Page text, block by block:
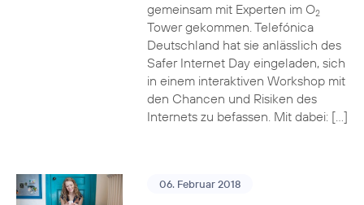
gemeinsam mit Experten im O2
Tower gekommen. Telefónica
Deutschland hat sie anlässlich des
Safer Internet Day eingeladen, sich
in einem interaktiven Workshop mit
den Chancen und Risiken des
Internets zu befassen. Mit dabei: […]
06. Februar 2018